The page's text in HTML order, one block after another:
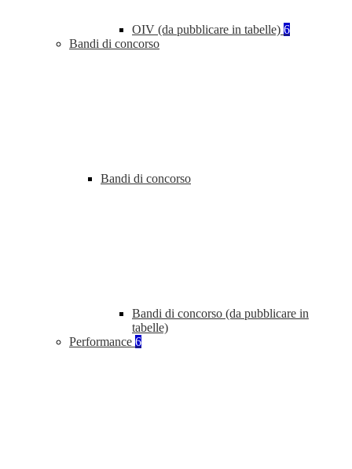
OIV (da pubblicare in tabelle) 6
Bandi di concorso
Bandi di concorso
Bandi di concorso (da pubblicare in
tabelle)
Performance 6